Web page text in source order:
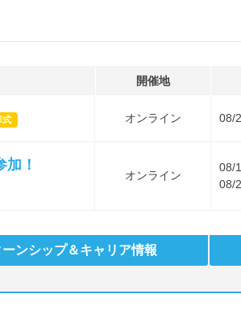
開催地
式 オンライン 08/
！
オンライン
08/
08/
ーンシップ＆キャリア情報